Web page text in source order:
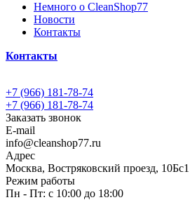
Немного о CleanShop77
Новости
Контакты
Контакты
+7 (966) 181-78-74
+7 (966) 181-78-74
Заказать звонок
E-mail
info@cleanshop77.ru
Адрес
Москва, Востряковский проезд, 10Бс1
Режим работы
Пн - Пт: с 10:00 до 18:00